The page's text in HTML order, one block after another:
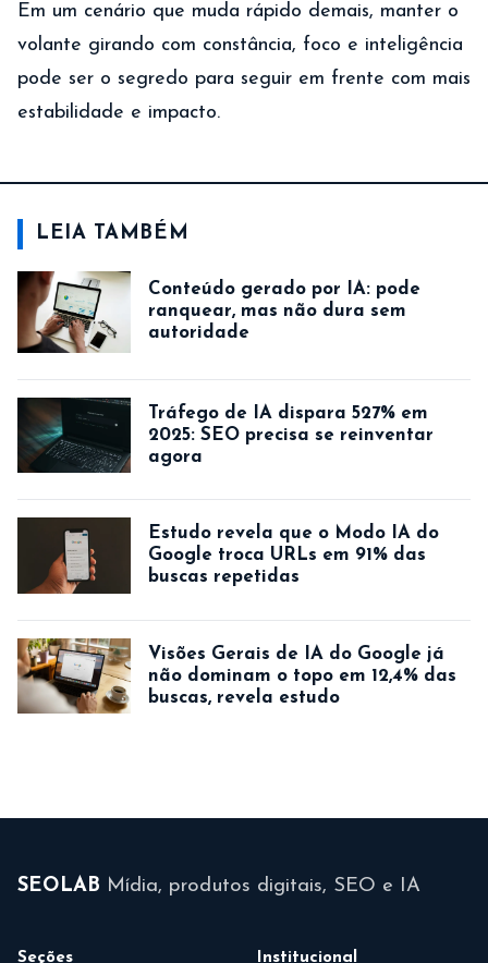
Em um cenário que muda rápido demais, manter o
volante girando com constância, foco e inteligência
pode ser o segredo para seguir em frente com mais
estabilidade e impacto.
LEIA TAMBÉM
Conteúdo gerado por IA: pode
ranquear, mas não dura sem
autoridade
Tráfego de IA dispara 527% em
2025: SEO precisa se reinventar
agora
Estudo revela que o Modo IA do
Google troca URLs em 91% das
buscas repetidas
Visões Gerais de IA do Google já
não dominam o topo em 12,4% das
buscas, revela estudo
SEOLAB Mídia, produtos digitais, SEO e IA
Seções Institucional